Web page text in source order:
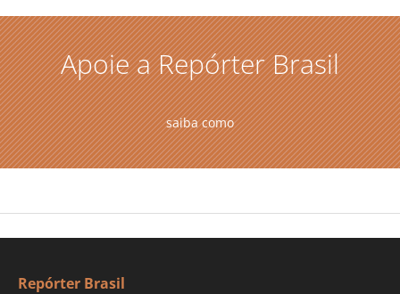
Apoie a Repórter Brasil
saiba como
Repórter Brasil